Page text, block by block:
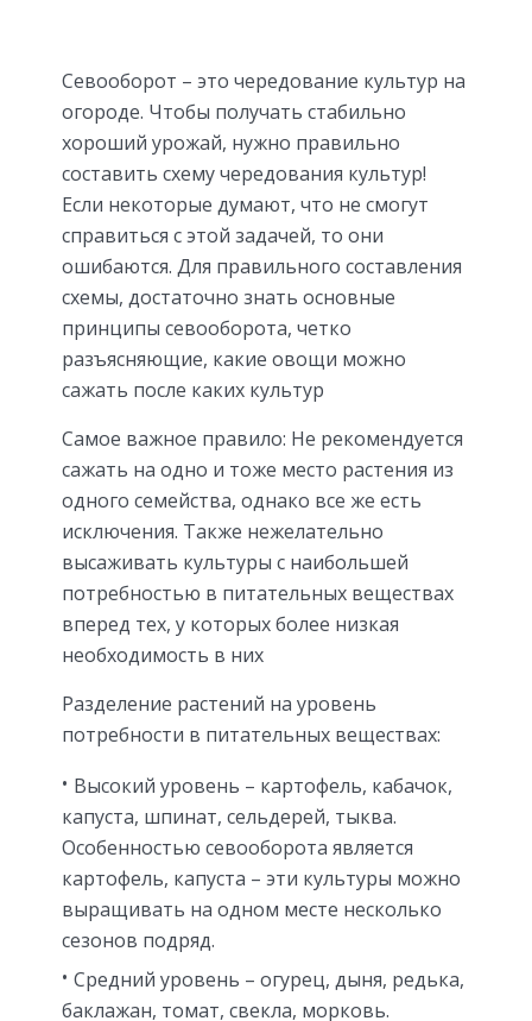
Севооборот – это чередование культур на
огороде. Чтобы получать стабильно
хороший урожай, нужно правильно
составить схему чередования культур!
Если некоторые думают, что не смогут
справиться с этой задачей, то они
ошибаются. Для правильного составления
схемы, достаточно знать основные
принципы севооборота, четко
разъясняющие, какие овощи можно
сажать после каких культур
Самое важное правило: Не рекомендуется
сажать на одно и тоже место растения из
одного семейства, однако все же есть
исключения. Также нежелательно
высаживать культуры с наибольшей
потребностью в питательных веществах
вперед тех, у которых более низкая
необходимость в них
Разделение растений на уровень
потребности в питательных веществах:
Высокий уровень – картофель, кабачок,
капуста, шпинат, сельдерей, тыква.
Особенностью севооборота является
картофель, капуста – эти культуры можно
выращивать на одном месте несколько
сезонов подряд.
Средний уровень – огурец, дыня, редька,
баклажан, томат, свекла, морковь.